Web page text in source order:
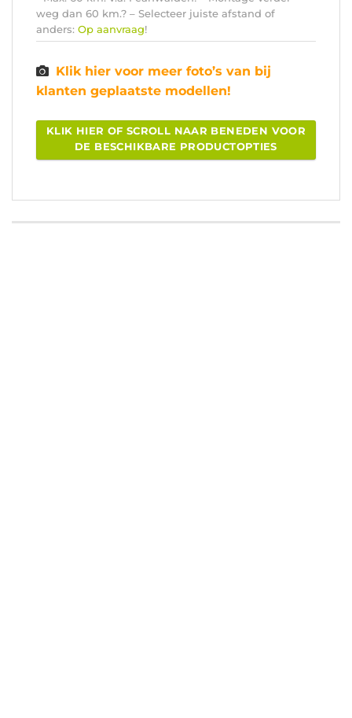
weg dan 60 km.? – Selecteer juiste afstand of
anders: Op aanvraag!
Klik hier voor meer foto’s van bij
klanten geplaatste modellen!
KLIK HIER OF SCROLL NAAR BENEDEN VOOR
DE BESCHIKBARE PRODUCTOPTIES